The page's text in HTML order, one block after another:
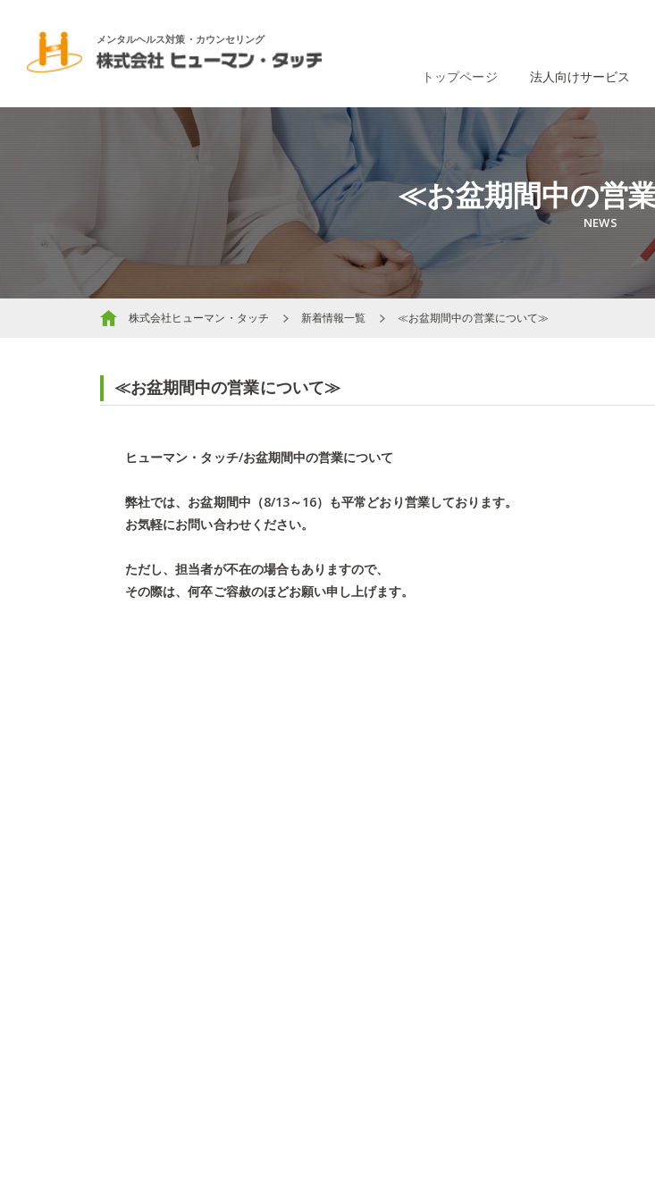
メンタルヘルス対策・カウンセリング
トップページ 法人向けサービス
≪お盆期間中の営
株式会社ヒューマン・タッチ 新着情報一覧 ≪お盆期間中の営業について≫
≪お盆期間中の営業について≫
ヒューマン・タッチ/お盆期間中の営業について
弊社では、お盆期間中（8/13～16）も平常どおり営業しております。
お気軽にお問い合わせください。
ただし、担当者が不在の場合もありますので、
その際は、何卒ご容赦のほどお願い申し上げます。